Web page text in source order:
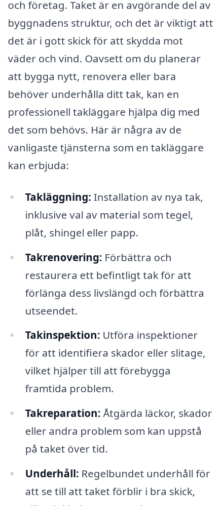
och företag. Taket är en avgörande del av
byggnadens struktur, och det är viktigt att
det är i gott skick för att skydda mot
väder och vind. Oavsett om du planerar
att bygga nytt, renovera eller bara
behöver underhålla ditt tak, kan en
professionell takläggare hjälpa dig med
det som behövs. Här är några av de
vanligaste tjänsterna som en takläggare
kan erbjuda:
Takläggning: Installation av nya tak,
inklusive val av material som tegel,
plåt, shingel eller papp.
Takrenovering: Förbättra och
restaurera ett befintligt tak för att
förlänga dess livslängd och förbättra
utseendet.
Takinspektion: Utföra inspektioner
för att identifiera skador eller slitage,
vilket hjälper till att förebygga
framtida problem.
Takreparation: Åtgärda läckor, skador
eller andra problem som kan uppstå
på taket över tid.
Underhåll: Regelbundet underhåll för
att se till att taket förblir i bra skick,